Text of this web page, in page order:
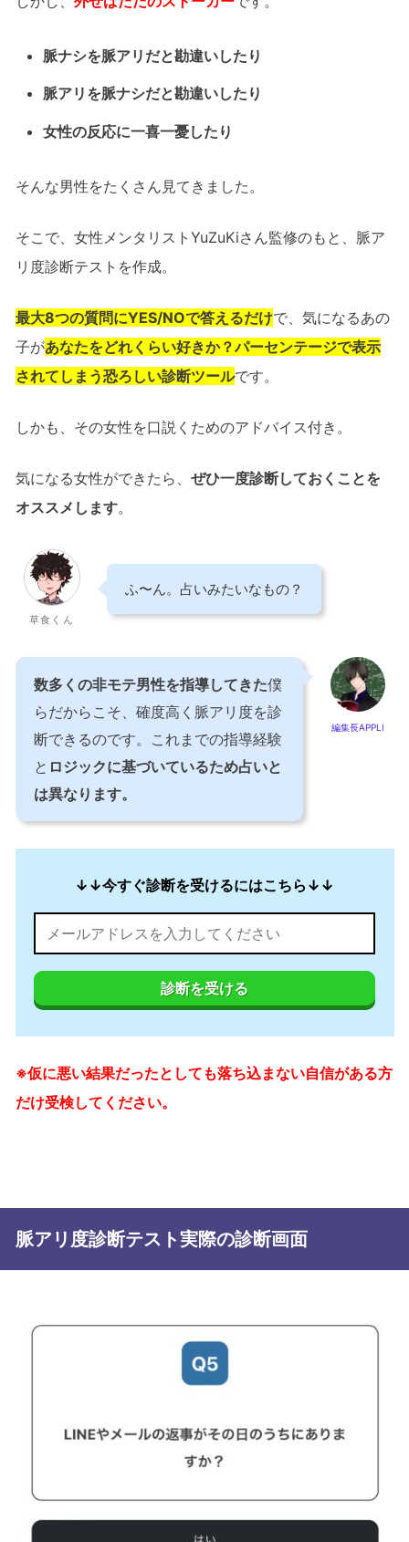
脈ナシを脈アリだと勘違いしたり
脈アリを脈ナシだと勘違いしたり
女性の反応に一喜一憂したり
そんな男性をたくさん見てきました。
そこで、女性メンタリストYuZuKiさん監修のもと、脈ア
リ度診断テストを作成。
最大8つの質問にYES/NOで答えるだけで、気になるあの
子があなたをどれくらい好きか？パーセンテージで表示
されてしまう恐ろしい診断ツールです。
しかも、その女性を口説くためのアドバイス付き。
気になる女性ができたら、 ぜひ一度診断しておくことを
オススメします。
草食くん
ふ〜ん。占いみたいなもの？
編集長APPLI
数多くの非モテ男性を指導してきた僕
らだからこそ、確度高く脈アリ度を診
断できるのです。これまでの指導経験
と ロジックに基づいているため占いと
は異なります。
↓↓今すぐ診断を受けるにはこちら↓↓
診断を受ける
※仮に悪い結果だったとしても落ち込まない自信がある方
だけ受検してください。
脈アリ度診断テスト実際の診断画面